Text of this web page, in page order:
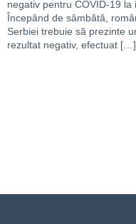
negativ pentru COVID-19
Începând de sâmbătă,
Serbiei trebuie să prezinte
rezultat negativ, efectuat […]